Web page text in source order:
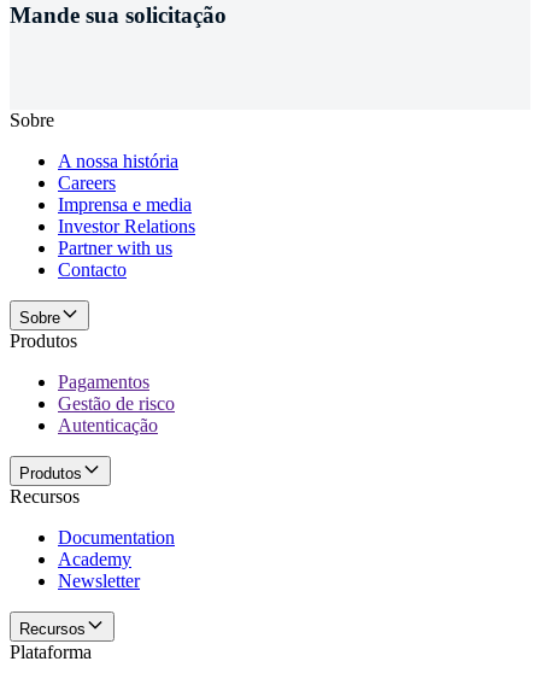
Mande sua solicitação
Sobre
A nossa história
Careers
Imprensa e media
Investor Relations
Partner with us
Contacto
Sobre
Produtos
Pagamentos
Gestão de risco
Autenticação
Produtos
Recursos
Documentation
Academy
Newsletter
Recursos
Plataforma